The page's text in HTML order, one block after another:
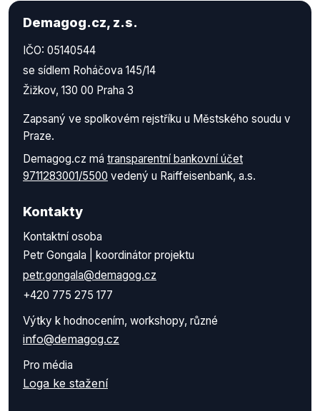
Demagog.cz, z.s.
IČO: 05140544
se sídlem Roháčova 145/14
Žižkov, 130 00 Praha 3
Zapsaný ve spolkovém rejstříku u Městského soudu v
Praze.
Demagog.cz má transparentní bankovní účet
9711283001/5500 vedený u Raiffeisenbank, a.s.
Kontakty
Kontaktní osoba
Petr Gongala | koordinátor projektu
petr.gongala@demagog.cz
+420 775 275 177
Výtky k hodnocením, workshopy, různé
info@demagog.cz
Pro média
Loga ke stažení